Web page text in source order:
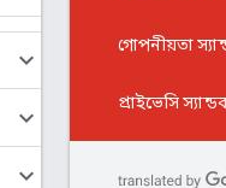
গোপনীয়তা
প্রাইভেসি